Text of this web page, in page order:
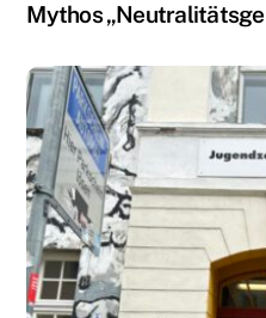
Mythos